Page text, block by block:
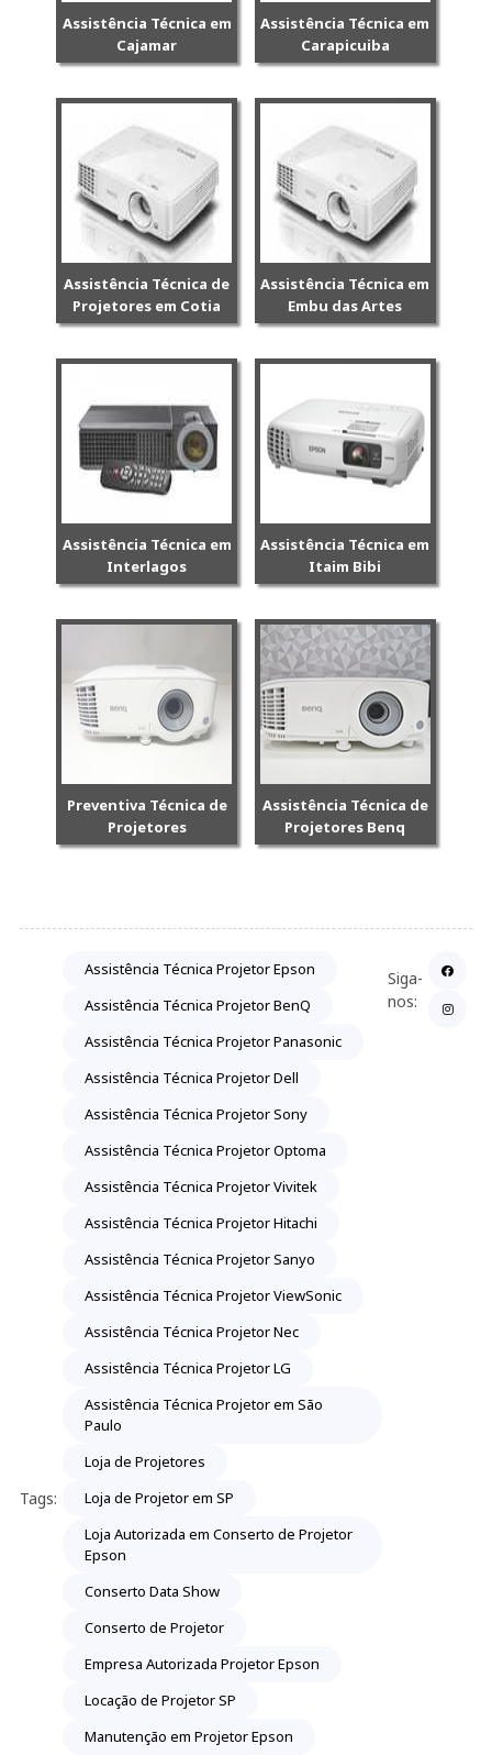
Assistência Técnica em
Cajamar
Assistência Técnica em
Carapicuiba
Assistência Técnica de
Projetores em Cotia
Assistência Técnica em
Embu das Artes
Assistência Técnica em
Interlagos
Assistência Técnica em
Itaim Bibi
Preventiva Técnica de
Projetores
Assistência Técnica de
Projetores Benq
Tags:
Assistência Técnica Projetor Epson
Assistência Técnica Projetor BenQ
Assistência Técnica Projetor Panasonic
Assistência Técnica Projetor Dell
Assistência Técnica Projetor Sony
Assistência Técnica Projetor Optoma
Assistência Técnica Projetor Vivitek
Assistência Técnica Projetor Hitachi
Assistência Técnica Projetor Sanyo
Assistência Técnica Projetor ViewSonic
Assistência Técnica Projetor Nec
Assistência Técnica Projetor LG
Assistência Técnica Projetor em São
Paulo
Loja de Projetores
Loja de Projetor em SP
Loja Autorizada em Conserto de Projetor
Epson
Conserto Data Show
Conserto de Projetor
Empresa Autorizada Projetor Epson
Locação de Projetor SP
Manutenção em Projetor Epson
Siga-
nos: